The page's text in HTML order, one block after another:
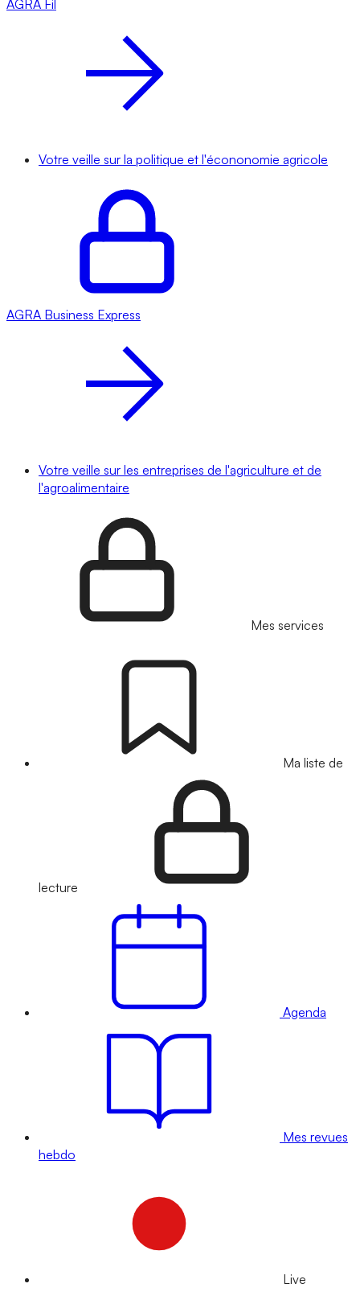
AGRA Fil
Votre veille sur la politique et l'écononomie agricole
AGRA Business Express
Votre veille sur les entreprises de l'agriculture et de
l'agroalimentaire
Mes services
Ma liste de
lecture
Agenda
Mes revues
hebdo
Live